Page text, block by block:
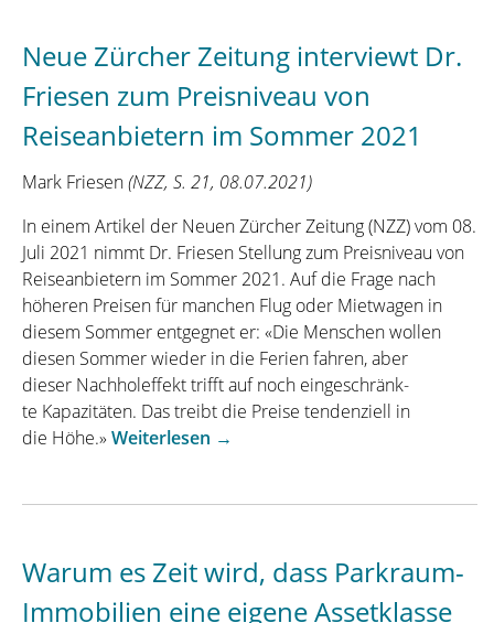
Nachhaltigkeit
Parkobjekten
in
Neue Zürcher Zeitung interviewt Dr.
Friesen zum Preisniveau von
Reiseanbietern im Sommer 2021
Mark Friesen(NZZ, S. 21, 08.07.2021)
In einem Artikel der NeuenZürcher Zeitung(NZZ)vom 08.
Juli 2021 nimmt Dr. Friesen Stellung zum Preisniveau von
Reiseanbietern im Sommer 2021. Auf die Frage nach
höheren Preisen für manchen Flug oder Mietwagen in
diesem Sommer entgegnet er: «Die Menschen wollen
diesen Sommer wieder in die Ferien fahren, aber
dieser Nachholeffekt trifft auf noch eingeschränk-
te Kapazitäten. Das treibt die Preise tendenziell in
die Höhe.» Weiterlesen „Neue
Friesen
→
Warum es Zeit wird, dass Parkraum-
Immobilien eine eigene Assetklasse